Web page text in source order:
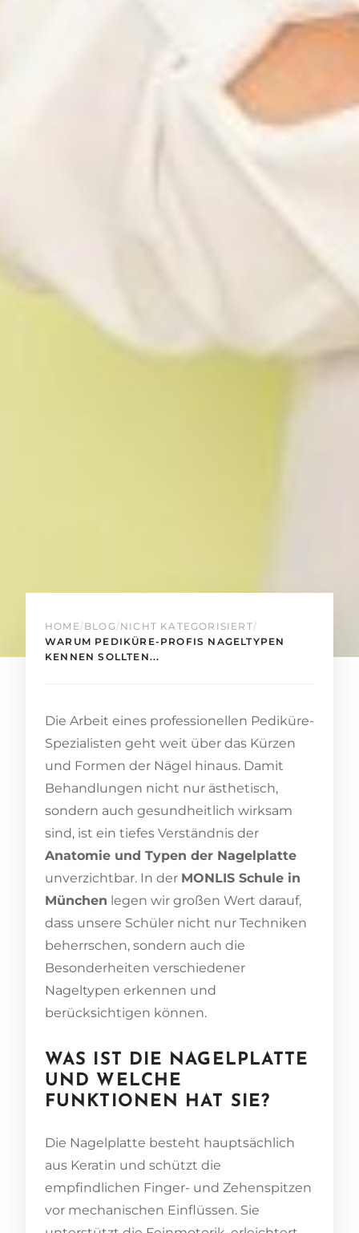
HOME /BLOG /NICHT KATEGORISIERT/
WARUM PEDIKÜRE-PROFIS NAGELTYPEN
KENNEN SOLLTEN...
Die Arbeit eines professionellen Pediküre-
Spezialisten geht weit über das Kürzen
und Formen der Nägel hinaus. Damit
Behandlungen nicht nur ästhetisch,
sondern auch gesundheitlich wirksam
sind, ist ein tiefes Verständnis der
Anatomie und Typen der Nagelplatte
unverzichtbar. In der MONLIS Schule in
München legen wir großen Wert darauf,
dass unsere Schüler nicht nur Techniken
beherrschen, sondern auch die
Besonderheiten verschiedener
Nageltypen erkennen und
berücksichtigen können.
WAS IST DIE NAGELPLATTE
UND WELCHE
FUNKTIONEN HAT SIE?
Die Nagelplatte besteht hauptsächlich
aus Keratin und schützt die
empfindlichen Finger- und Zehenspitzen
vor mechanischen Einflüssen. Sie